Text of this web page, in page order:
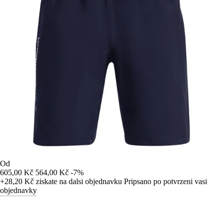
Od
605,00 Kč 564,00 Kč -7%
+28,20 Kč ziskate na dalsi objednavku Pripsano po potvrzeni vasi
objednavky